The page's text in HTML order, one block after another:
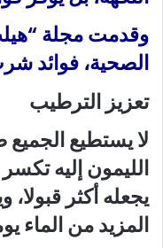
وقدمت مجلة
الصحية، فوائد
تعزيز الترطيب
لا يستطيع الجميع
الليمون إليه
يجعله أكثر
المزيد من الماء